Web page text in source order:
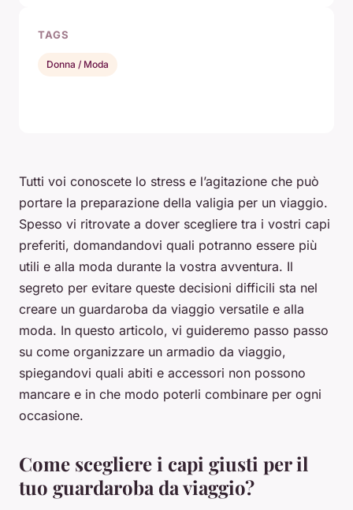
Tutti voi conoscete lo stress e l’agitazione che può
portare la preparazione della valigia per un viaggio.
Spesso vi ritrovate a dover scegliere tra i vostri capi
preferiti, domandandovi quali potranno essere più
utili e alla moda durante la vostra avventura. Il
segreto per evitare queste decisioni difficili sta nel
creare un guardaroba da viaggio versatile e alla
moda. In questo articolo, vi guideremo passo passo
su come organizzare un armadio da viaggio,
spiegandovi quali abiti e accessori non possono
mancare e in che modo poterli combinare per ogni
occasione.
Come scegliere i capi giusti per il
tuo guardaroba da viaggio?
TAGS
Donna / Moda